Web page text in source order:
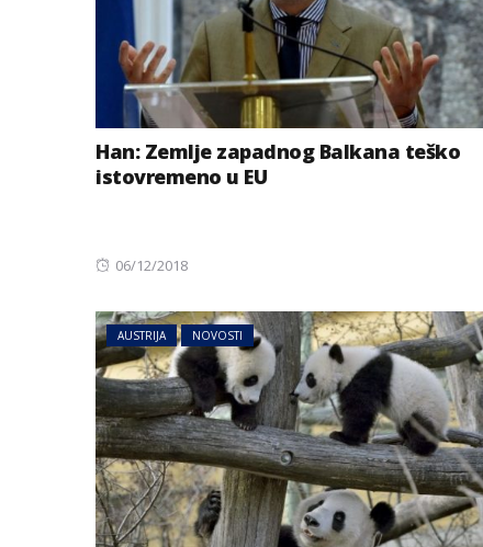
Han: Zemlje zapadnog Balkana teško
istovremeno u EU
Posted
06/12/2018
AUSTRIJA NOVOSTI